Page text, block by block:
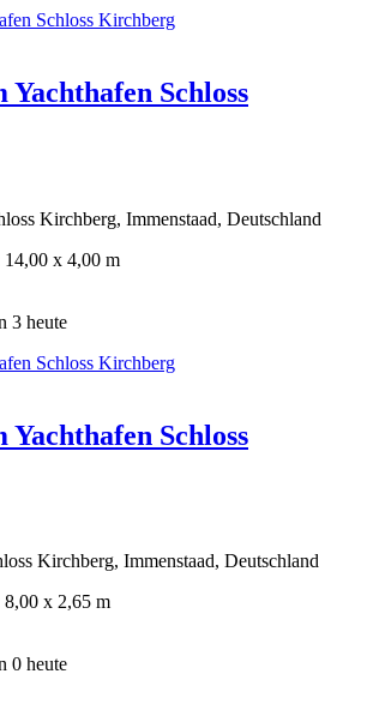
Schloss Kirchberg
Schloss
Kirchberg, Immenstaad, Deutschland
14,00 x 4,00 m
3 heute
Schloss Kirchberg
Schloss
Kirchberg, Immenstaad, Deutschland
8,00 x 2,65 m
0 heute